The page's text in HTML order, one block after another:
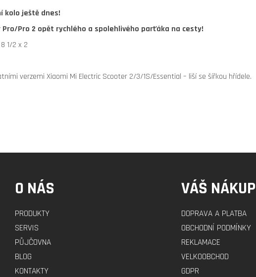
kolo ještě dnes!
Pro 2 opět rychlého a spolehlivého parťáka na cesty!
1/2 x 2
verzemi Xiaomi Mi Electric Scooter 2/3/1S/Essential – liší se šířkou hřídele.
O NÁS
PRODUKTY
SERVIS
PŮJČOVNA
BLOG
KONTAKTY
VÁŠ NÁKUP
DOPRAVA A PLATBA
OBCHODNÍ PODMÍNKY
REKLAMACE
VELKOOBCHOD
GDPR